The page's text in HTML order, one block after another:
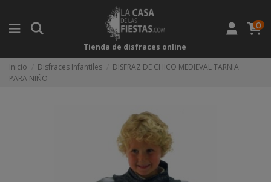
Tienda de disfraces online
0
Inicio Disfraces Infantiles
DISFRAZ DE CHICO MEDIEVAL TARNIA
PARA NIÑO